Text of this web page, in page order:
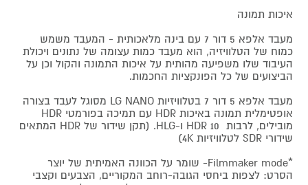
איכות תמונה
מעבד אלפא 5 דור 7 עם בינה מלאכותית - המעבד משמש
כמוח של הטלוויזיה, הוא מעבד כמות עצומה של נתונים ויכולת
העיבוד שלו משפיעה מהותית על איכות התמונה והקול וכן על
הביצועים של כל הפונקציות החכמות.
מעבד אלפא 5 דור 7 בטלוויזיות LG NANO מסוגל לעבד בצורה
אופטימלית תמונה באיכות HDR עם תמיכה בפורמטי HDR
מובילים, לרבות HDR 10 ו-HLG. (תקן שידור של HDR המתאים
שידורי SDR לטלוויזיות 4K)
*Filmmaker mode- שומר על הכוונה האמיתית של יוצר
הסרט: לצפות ביחסי הגובה-רוחב המקוריים, הצבעים וקצבי